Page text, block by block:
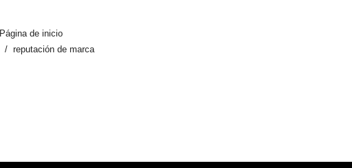
Página de inicio
reputación de marca